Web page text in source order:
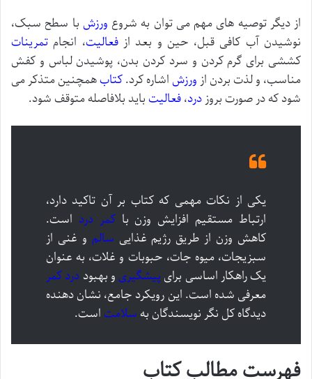
از دیگر توصیه های مهم می توان به شروع ورزش با سطح سبک،
نوشیدن آب کافی قبل، حین و بعد ازفعالیت، انجام تمرینات
کششی برای گرم کردن و سرد کردن بدن، پوشیدن لباس و کفش
مناسب، و لذت بردن از ورزش اشاره کرد.کتابهمچنین متذکر می
شود که در صورت بروز درد،فعالیتباید بلافاصله متوقف شود.
یکی از نکات مهمی که کتاب بر آن تاکید دارد،
ارتباط مستقیم افزایش وزن باکمر درد است.
کاهش وزن از طریق رژیم غذایی سالم و غنی از
سبزیجات، میوه جات، حبوبات و غلات، به عنوان
یک راهکار اساسی برایپیشگیری و بهبود درد کمر
معرفی شده است. این رویکرد جامع، نشان دهنده
دیدگاه کل نگر نویسندگان به سلامتاست.
فهرست مطالب کتاب